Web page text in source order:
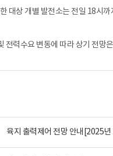
대상 개별 발전소는 전일 18시까
전력수요 변동에 따라 상기 전망
육지 출력제어 전망 안내[2025